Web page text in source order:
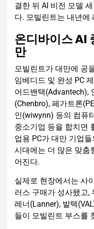
결한 뒤 AI 비전 모델
다. 모빌린트는 내년에
온디바이스 AI
만
모빌린트가 대만에 공
임베디드 및 완성 PC
어드밴택(Advantech),
(Chenbro), 페가트론
인(wiwynn) 등의 컴퓨
중소기업 등을 합치면
업용 PC가 대만 기업
시대에는 더 많은 맞춤
어진다.
실제로 현장에서는 사
러스 구매가 성사됐고,
레너(Lanner), 발텍
들이 모빌린트 부스를